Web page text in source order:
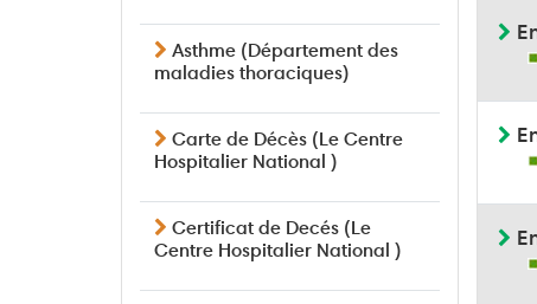
Asthme (Département des
maladies thoraciques)
Carte de Décès (Le Centre
Hospitalier National )
Certificat de Decés (Le
Centre Hospitalier National )